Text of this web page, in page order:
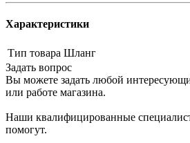
Характеристики
Тип товара Шланг
Задать вопрос
Вы можете задать любой
или работе магазина.
Наши квалифицированные
помогут.